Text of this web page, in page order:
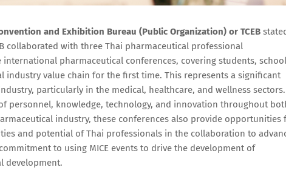
and Exhibition Bureau (Public Organization) or TCEB
collaborated with three Thai pharmaceutical professional
pharmaceutical conferences, covering students,
industry value chain for the first time. This represents a significant
particularly in the medical, healthcare, and wellness sectors.
personnel, knowledge, technology, and innovation throughout
industry, these conferences also provide opportunities
and potential of Thai professionals in the collaboration to
to using MICE events to drive the development of
development.